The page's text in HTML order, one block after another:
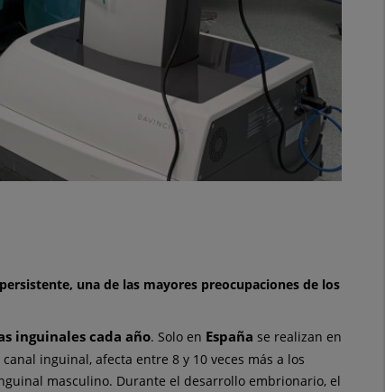
una de las mayores preocupaciones de los
inguinales cada año. Solo en España se realizan en
inguinal, afecta entre 8 y 10 veces más a los
masculino. Durante el desarrollo embrionario, el